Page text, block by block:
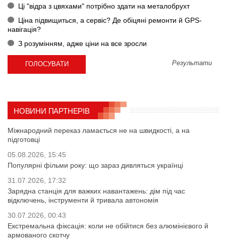
Ці "відра з цвяхами" потрібно здати на металобрухт
Ціна підвищиться, а сервіс? Де обіцяні ремонти й GPS-
навігація?
З розумінням, адже ціни на все зросли
Результати
НОВИНИ ПАРТНЕРІВ
Міжнародний переказ ламається не на швидкості, а на
підготовці
05.08.2026, 15:45
Популярні фільми року: що зараз дивляться українці
31.07.2026, 17:32
Зарядна станція для важких навантажень: дім під час
відключень, інструменти й тривала автономія
30.07.2026, 00:43
Екстремальна фіксація: коли не обійтися без алюмінієвого й
армованого скотчу